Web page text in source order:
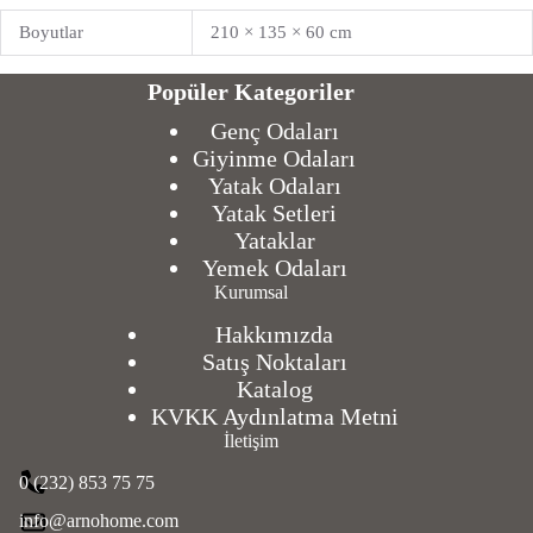
Boyutlar 210 × 135 × 60 cm
Popüler Kategoriler
Genç Odaları
Giyinme Odaları
Yatak Odaları
Yatak Setleri
Yataklar
Yemek Odaları
Kurumsal
Hakkımızda
Satış Noktaları
Katalog
KVKK Aydınlatma Metni
İletişim
0 (232) 853 75 75
info@arnohome.com